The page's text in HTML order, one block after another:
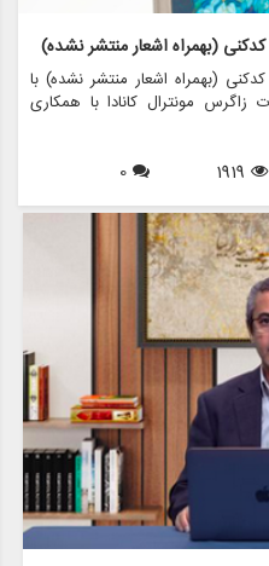
(بهمراه اشعار منتشر نشده)
(بهمراه اشعار منتشر نشده) با
مونترال کانادا با همکاری
1919
0